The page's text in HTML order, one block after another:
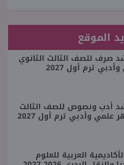
الموقع
صرف للصف الثالث الثانوي
ترم أول 2027
أدب ونصوص للصف الثالث
علمي وأدبي ترم أول 2027
العربية للعلوم